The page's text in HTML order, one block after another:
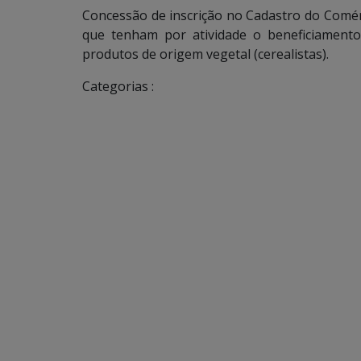
Concessão de inscrição no Cadastro do
que tenham por atividade o
produtos de origem vegetal (cerealistas).
Categorias :